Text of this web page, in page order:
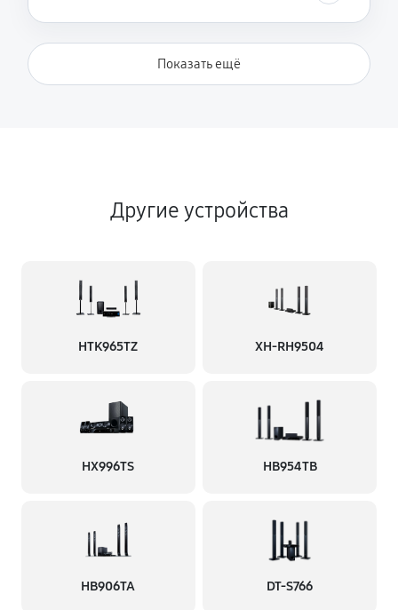
Показать ещё
Другие устройства
HTK965TZ XH-RH9504
HX996TS HB954TB
HB906TA DT-S766